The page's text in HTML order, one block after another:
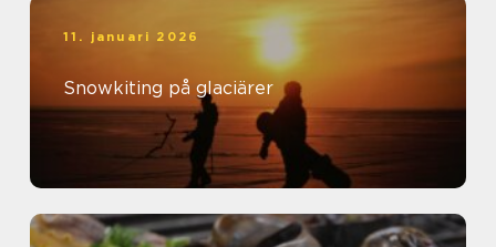
11. januari 2026
Snowkiting på glaciärer